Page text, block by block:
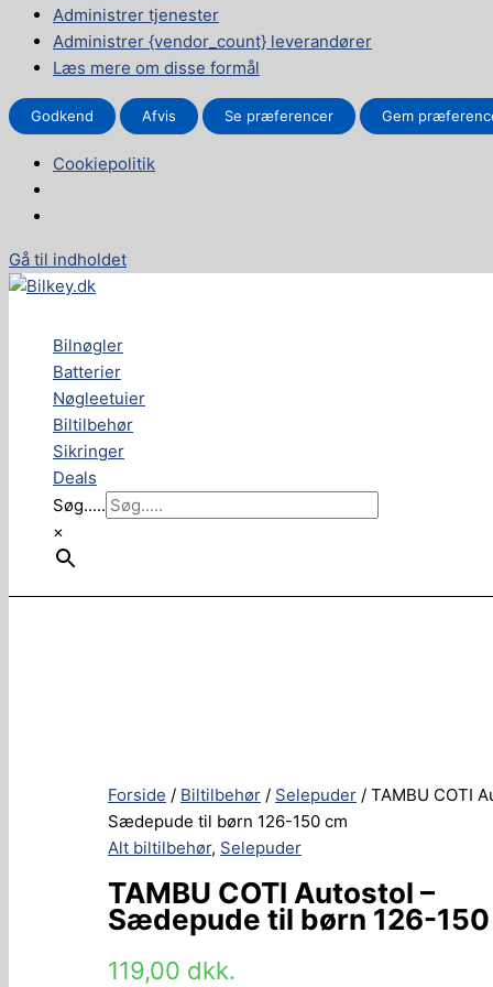
Administrer tjenester
Administrer {vendor_count} leverandører
Læs mere om disse formål
Godkend Afvis Se præferencer Gem
Cookiepolitik
Gå til indholdet
Bilnøgler
Batterier
Nøgleetuier
Biltilbehør
Sikringer
Deals
Søg.....
×
Forside / Biltilbehør / Selepuder / TAMBU COTI
Sædepude til børn 126-150 cm
Alt biltilbehør, Selepuder
TAMBU COTI Autostol –
Sædepude til børn 126-
119,00 dkk.